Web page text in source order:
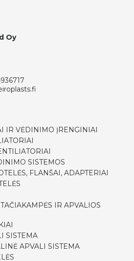
Oy
IR VĖDINIMO ĮRENGINIAI
SISTEMOS
FLANŠAI, ADAPTERIAI
IR APVALIOS
SISTEMA
APVALI SISTEMA